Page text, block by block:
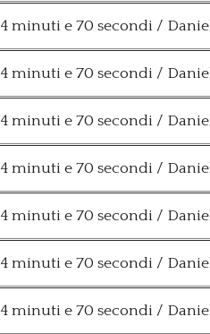
4 minuti e 70 secondi /
4 minuti e 70 secondi /
4 minuti e 70 secondi /
4 minuti e 70 secondi /
4 minuti e 70 secondi /
4 minuti e 70 secondi /
4 minuti e 70 secondi /